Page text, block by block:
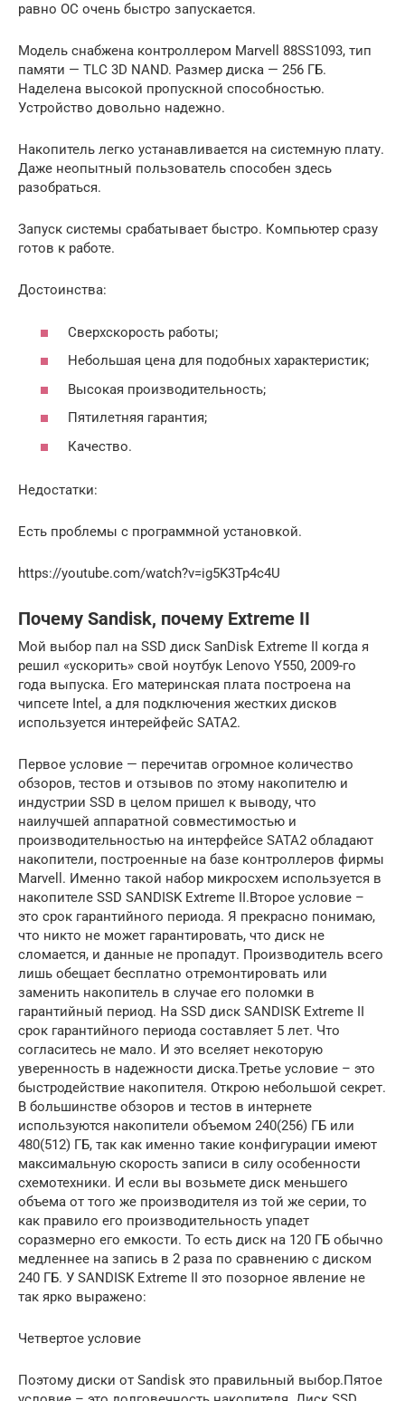
равно ОС очень быстро запускается.
Модель снабжена контроллером Marvell 88SS1093, тип
памяти — TLC 3D NAND. Размер диска — 256 ГБ.
Наделена высокой пропускной способностью.
Устройство довольно надежно.
Накопитель легко устанавливается на системную плату.
Даже неопытный пользователь способен здесь
разобраться.
Запуск системы срабатывает быстро. Компьютер сразу
готов к работе.
Достоинства:
Сверхскорость работы;
Небольшая цена для подобных характеристик;
Высокая производительность;
Пятилетняя гарантия;
Качество.
Недостатки:
Есть проблемы с программной установкой.
https://youtube.com/watch?v=ig5K3Tp4c4U
Почему Sandisk, почему Extreme II
Мой выбор пал на SSD диск SanDisk Extreme II когда я
решил «ускорить» свой ноутбук Lenovo Y550, 2009-го
года выпуска. Его материнская плата построена на
чипсете Intel, а для подключения жестких дисков
используется интерейфейс SATA2.
Первое условие — перечитав огромное количество
обзоров, тестов и отзывов по этому накопителю и
индустрии SSD в целом пришел к выводу, что
наилучшей аппаратной совместимостью и
производительностью на интерфейсе SATA2 обладают
накопители, построенные на базе контроллеров фирмы
Marvell. Именно такой набор микросхем используется в
накопителе SSD SANDISK Extreme II.Второе условие –
это срок гарантийного периода. Я прекрасно понимаю,
что никто не может гарантировать, что диск не
сломается, и данные не пропадут. Производитель всего
лишь обещает бесплатно отремонтировать или
заменить накопитель в случае его поломки в
гарантийный период. На SSD диск SANDISK Extreme II
срок гарантийного периода составляет 5 лет. Что
согласитесь не мало. И это вселяет некоторую
уверенность в надежности диска.Третье условие – это
быстродействие накопителя. Открою небольшой секрет.
В большинстве обзоров и тестов в интернете
используются накопители объемом 240(256) ГБ или
480(512) ГБ, так как именно такие конфигурации имеют
максимальную скорость записи в силу особенности
схемотехники. И если вы возьмете диск меньшего
объема от того же производителя из той же серии, то
как правило его производительность упадет
соразмерно его емкости. То есть диск на 120 ГБ обычно
медленнее на запись в 2 раза по сравнению с диском
240 ГБ. У SANDISK Extreme II это позорное явление не
так ярко выражено:
Четвертое условие
Поэтому диски от Sandisk это правильный выбор.Пятое